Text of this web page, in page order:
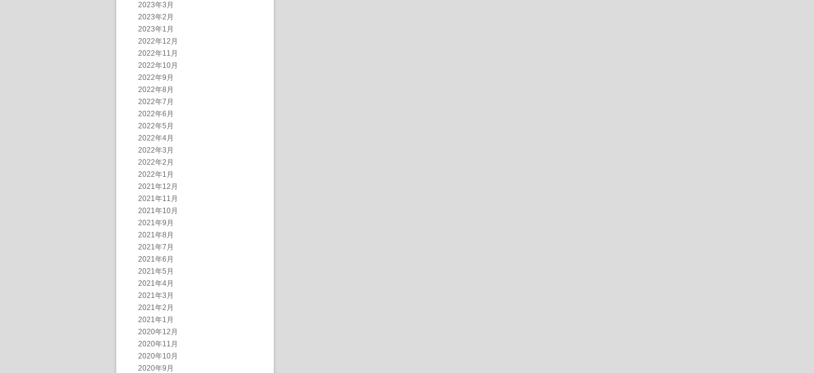
2023年3月
2023年2月
2023年1月
2022年12月
2022年11月
2022年10月
2022年9月
2022年8月
2022年7月
2022年6月
2022年5月
2022年4月
2022年3月
2022年2月
2022年1月
2021年12月
2021年11月
2021年10月
2021年9月
2021年8月
2021年7月
2021年6月
2021年5月
2021年4月
2021年3月
2021年2月
2021年1月
2020年12月
2020年11月
2020年10月
2020年9月